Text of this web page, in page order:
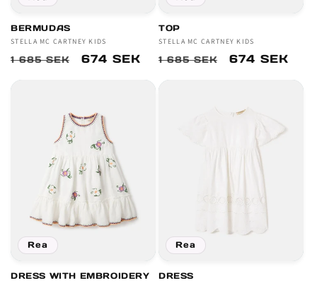
BERMUDAS
Säljare:
STELLA MC CARTNEY KIDS
Ordinarie
1 685 SEK Försäljningspris
674 SEK
TOP
Säljare:
STELLA MC CARTNEY KIDS
Ordinarie
1 685 SEK 674 SEK
Rea
DRESS WITH EMBROIDERY
Rea
DRESS